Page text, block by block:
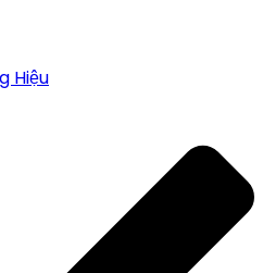
Hiệu